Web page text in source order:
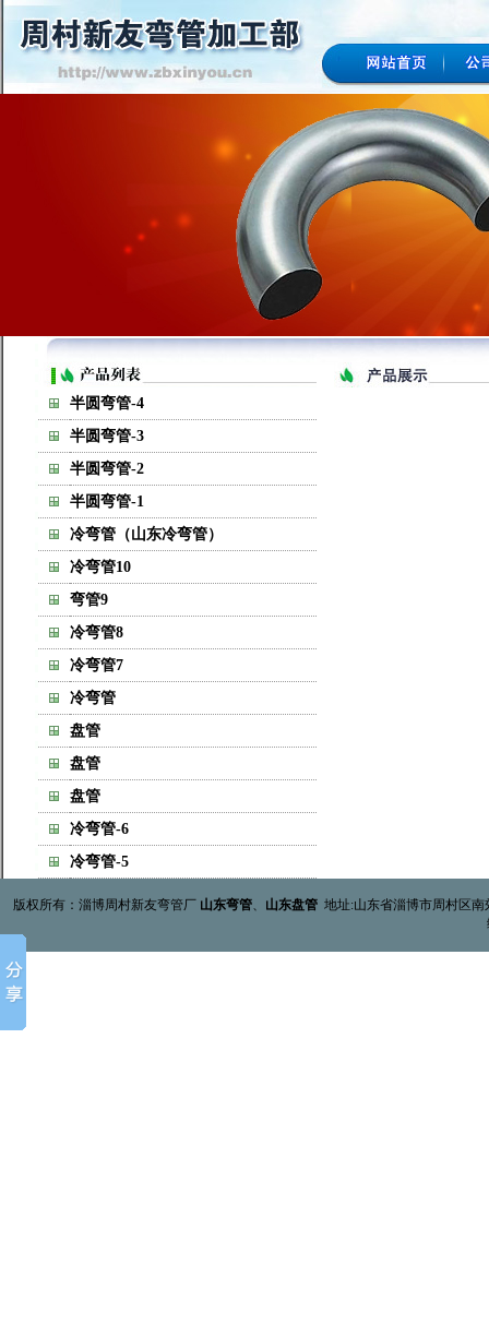
半圆弯管-4
半圆弯管-3
半圆弯管-2
半圆弯管-1
冷弯管（山东冷弯管）
冷弯管10
弯管9
冷弯管8
冷弯管7
冷弯管
盘管
盘管
盘管
冷弯管-6
冷弯管-5
版权所有：淄博周村新友弯管厂 山东弯管、 山东盘管 地址:山东省淄博市周村区南